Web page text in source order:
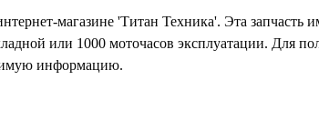
магазине 'Титан Техника'. Эта
или 1000 моточасов эксплуатации. Для
информацию.